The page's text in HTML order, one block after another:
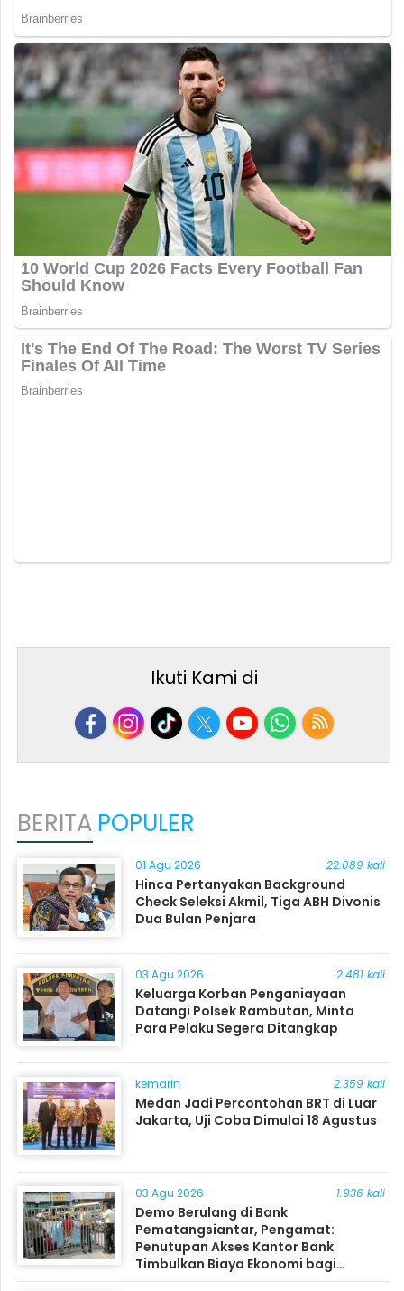
Ikuti Kami di
BERITA POPULER
01 Agu 2026 22.089 kali
Hinca Pertanyakan Background
Check Seleksi Akmil, Tiga ABH Divonis
Dua Bulan Penjara
03 Agu 2026 2.481 kali
Keluarga Korban Penganiayaan
Datangi Polsek Rambutan, Minta
Para Pelaku Segera Ditangkap
kemarin 2.359 kali
Medan Jadi Percontohan BRT di Luar
Jakarta, Uji Coba Dimulai 18 Agustus
03 Agu 2026 1.936 kali
Demo Berulang di Bank
Pematangsiantar, Pengamat:
Penutupan Akses Kantor Bank
Timbulkan Biaya Ekonomi bagi
Masyarakat